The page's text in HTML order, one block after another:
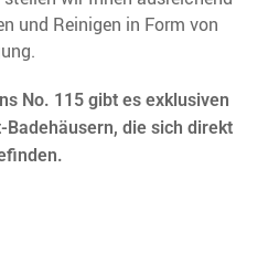
und Reinigen in Form von
No. 115 gibt es exklusiven
die sich direkt